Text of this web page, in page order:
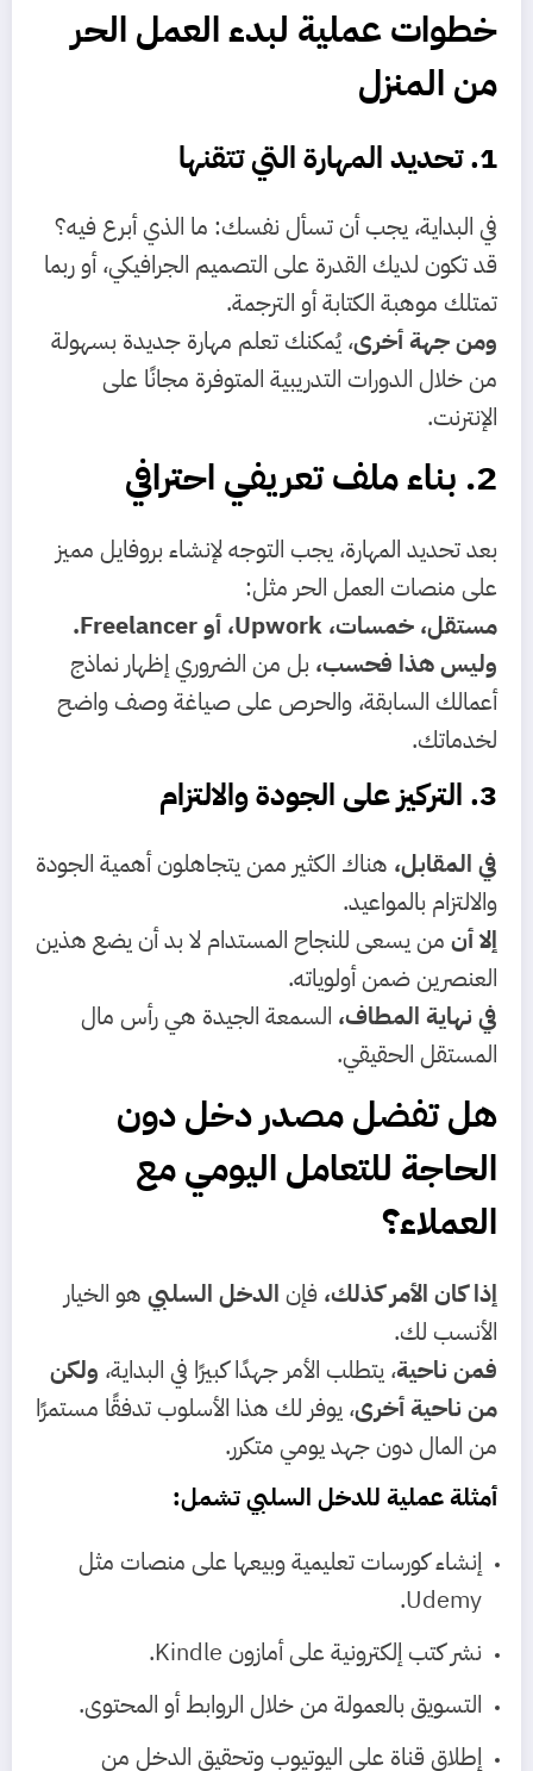
خطوات عملية لبدء العمل الحر
من المنزل
1. تحديد المهارة التي تتقنها
في البداية، يجب أن تسأل نفسك: ما الذي أبرع فيه؟
قد تكون لديك القدرة على التصميم الجرافيكي، أو ربما
تمتلك موهبة الكتابة أو الترجمة.
ومن جهة أخرى، يُمكنك تعلم مهارة جديدة بسهولة
من خلال الدورات التدريبية المتوفرة مجانًا على
الإنترنت.
2. بناء ملف تعريفي احترافي
بعد تحديد المهارة، يجب التوجه لإنشاء بروفايل مميز
على منصات العمل الحر مثل:
مستقل، خمسات، Upwork، أو Freelancer.
وليس هذا فحسب، بل من الضروري إظهار نماذج
أعمالك السابقة، والحرص على صياغة وصف واضح
لخدماتك.
3. التركيز على الجودة والالتزام
في المقابل، هناك الكثير ممن يتجاهلون أهمية الجودة
والالتزام بالمواعيد.
إلا أن من يسعى للنجاح المستدام لا بد أن يضع هذين
العنصرين ضمن أولوياته.
في نهاية المطاف، السمعة الجيدة هي رأس مال
المستقل الحقيقي.
هل تفضل مصدر دخل دون
الحاجة للتعامل اليومي مع
العملاء؟
إذا كان الأمر كذلك، فإن الدخل السلبي هو الخيار
الأنسب لك.
فمن ناحية، يتطلب الأمر جهدًا كبيرًا في البداية، ولكن
من ناحية أخرى، يوفر لك هذا الأسلوب تدفقًا مستمرًا
من المال دون جهد يومي متكرر.
أمثلة عملية للدخل السلبي تشمل:
إنشاء كورسات تعليمية وبيعها على منصات مثل
Udemy.
نشر كتب إلكترونية على أمازون Kindle.
التسويق بالعمولة من خلال الروابط أو المحتوى.
إطلاق قناة على اليوتيوب وتحقيق الدخل من